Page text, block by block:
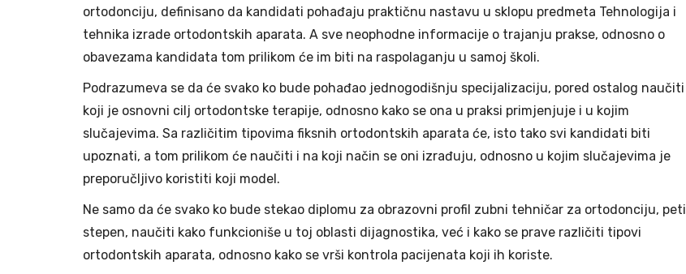
ortodonciju, definisano da kandidati pohađaju praktičnu nastavu u sklopu predmeta Tehnologija i
tehnika izrade ortodontskih aparata. A sve neophodne informacije o trajanju prakse, odnosno o
obavezama kandidata tom prilikom će im biti na raspolaganju u samoj školi.
Podrazumeva se da će svako ko bude pohađao jednogodišnju specijalizaciju, pored ostalog naučiti
koji je osnovni cilj ortodontske terapije, odnosno kako se ona u praksi primjenjuje i u kojim
slučajevima. Sa različitim tipovima fiksnih ortodontskih aparata će, isto tako svi kandidati biti
upoznati, a tom prilikom će naučiti i na koji način se oni izrađuju, odnosno u kojim slučajevima je
preporučljivo koristiti koji model.
Ne samo da će svako ko bude stekao diplomu za obrazovni profil zubni tehničar za ortodonciju, peti
stepen, naučiti kako funkcioniše u toj oblasti dijagnostika, već i kako se prave različiti tipovi
ortodontskih aparata, odnosno kako se vrši kontrola pacijenata koji ih koriste.